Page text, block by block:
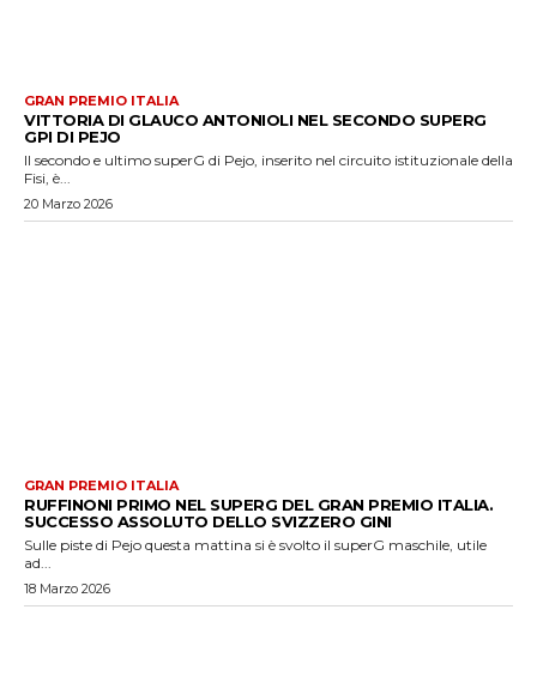
GRAN PREMIO ITALIA
VITTORIA DI GLAUCO ANTONIOLI NEL SECONDO SUPERG
GPI DI PEJO
Il secondo e ultimo superG di Pejo, inserito nel circuito istituzionale della
Fisi, è...
20 Marzo 2026
GRAN PREMIO ITALIA
RUFFINONI PRIMO NEL SUPERG DEL GRAN PREMIO ITALIA.
SUCCESSO ASSOLUTO DELLO SVIZZERO GINI
Sulle piste di Pejo questa mattina si è svolto il superG maschile, utile
ad...
18 Marzo 2026